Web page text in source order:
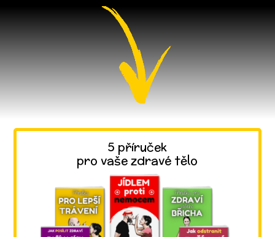
5 příruček
pro vaše zdravé tělo